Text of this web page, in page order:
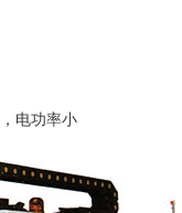
电功率小